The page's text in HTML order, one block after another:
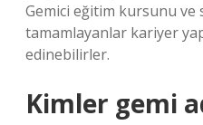
Gemici eğitim kursunu ve
tamamlayanlar kariyer
edinebilirler.
Kimler gemi